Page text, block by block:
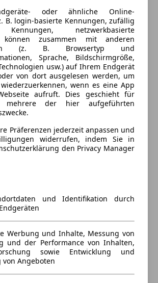
oder ähnliche Online-
B. login-basierte Kennungen, zufällig
netzwerkbasierte
können zusammen mit anderen
(z. B. Browsertyp und
Sprache, Bildschirmgröße,
usw.) auf Ihrem Endgerät
von dort ausgelesen werden, um
wenn es eine App
aufruft. Dies geschieht für
der hier aufgeführten
Präferenzen jederzeit anpassen und
widerrufen, indem Sie in
den Privacy Manager
und Identifikation durch
Werbung und Inhalte, Messung von
und der Performance von Inhalten,
sowie Entwicklung und
von Angeboten